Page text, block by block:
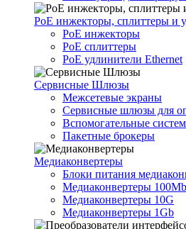
PoE инжекторы, сплиттеры и
PoE инжекторы
PoE сплиттеры
PoE удлинители Ethernet
Сервисные Шлюзы
Межсетевые экраны
Сервисные шлюзы для
Вспомогательные
Пакетные брокеры
Медиаконвертеры
Блоки питания
Медиаконвертеры 100Mb
Медиаконвертеры 10G
Медиаконвертеры 1Gb